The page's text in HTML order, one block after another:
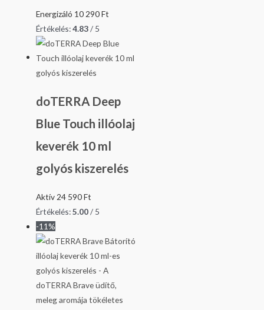
Energizáló 10 290Ft
Értékelés:4.83/ 5
doTERRA Deep
Blue Touch illóolaj
keverék 10 ml
golyós kiszerelés
Aktív 24 590Ft
Értékelés:5.00/ 5
-11%